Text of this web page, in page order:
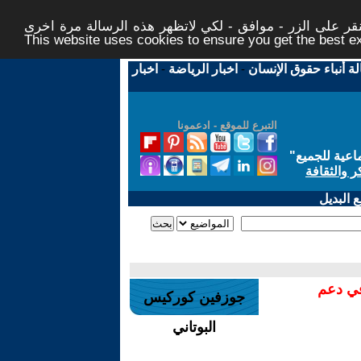
على الزر - موافق - لكي لاتظهر هذه الرسالة مرة اخرى -
This website uses cookies to ensure you get the best
أنباء حقوق الإنسان - اخبار الرياضة - اخبار
التبرع للموقع - ادعمونا
للجميع"
والثقافة
البديل
في دعم
جوزفين كوركيس
البوتاني